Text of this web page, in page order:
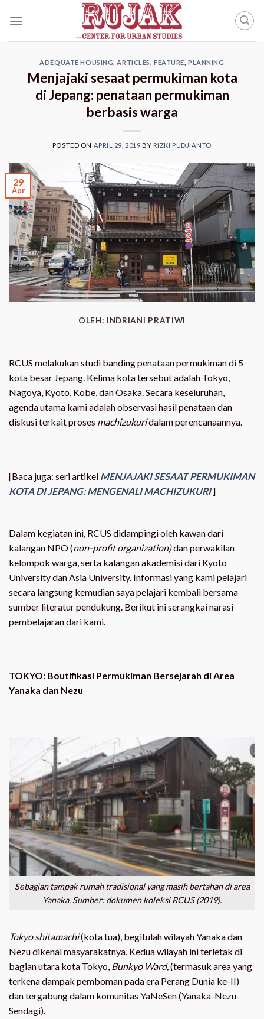
ADEQUATE HOUSING ,ARTICLES ,FEATURE ,PLANNING
Menjajaki sesaat permukiman kota
di Jepang: penataan permukiman
berbasis warga
POSTED ON APRIL 29, 2019 BY RIZKI PUDJIANTO
29
Apr
OLEH: INDRIANI PRATIWI
RCUS melakukan studi banding penataan permukiman di 5
kota besar Jepang. Kelima kota tersebut adalah Tokyo,
Nagoya, Kyoto, Kobe, dan Osaka. Secara keseluruhan,
agenda utama kami adalah observasi hasil penataan dan
diskusi terkait proses machizukuridalam perencanaannya.
[Baca juga: seri artikel MENJAJAKI SESAAT PERMUKIMAN
KOTA DI JEPANG: MENGENALI MACHIZUKURI ]
Dalam kegiatan ini, RCUS didampingi oleh kawan dari
kalangan NPO (non-profit organization)dan perwakilan
kelompok warga, serta kalangan akademisi dari Kyoto
University dan Asia University. Informasi yang kami pelajari
secara langsung kemudian saya pelajari kembali bersama
sumber literatur pendukung. Berikut ini serangkai narasi
pembelajaran dari kami.
TOKYO: Boutifikasi Permukiman Bersejarah di Area
Yanaka dan Nezu
Sebagian tampak rumah tradisional yang masih bertahan di area
Yanaka. Sumber: dokumen koleksi RCUS (2019).
Tokyo shitamachi(kota tua), begitulah wilayah Yanaka dan
Nezu dikenal masyarakatnya. Kedua wilayah ini terletak di
bagian utara kota Tokyo, Bunkyo Ward,(termasuk area yang
terkena dampak pemboman pada era Perang Dunia ke-II)
dan tergabung dalam komunitas YaNeSen (Yanaka-Nezu-
Sendagi).